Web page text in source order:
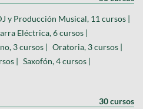
y Producción Musical, 11 cursos |
Eléctrica, 6 cursos |
3 cursos | Oratoria, 3 cursos |
| Saxofón, 4 cursos |
30 cursos